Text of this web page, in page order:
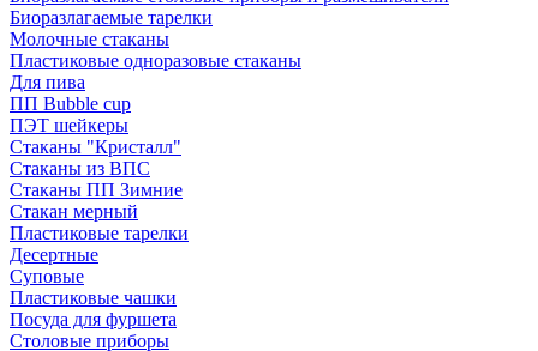
Биоразлагаемые тарелки
Молочные стаканы
Пластиковые одноразовые стаканы
Для пива
ПП Bubble cup
ПЭТ шейкеры
Стаканы "Кристалл"
Стаканы из ВПС
Стаканы ПП Зимние
Стакан мерный
Пластиковые тарелки
Десертные
Суповые
Пластиковые чашки
Посуда для фуршета
Столовые приборы